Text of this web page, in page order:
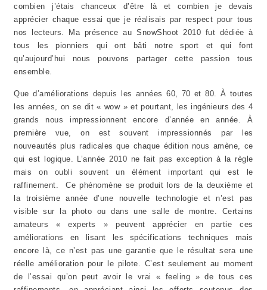
combien j’étais chanceux d’être là et combien je devais
apprécier chaque essai que je réalisais par respect pour tous
nos lecteurs. Ma présence au SnowShoot 2010 fut dédiée à
tous les pionniers qui ont bâti notre sport et qui font
qu’aujourd’hui nous pouvons partager cette passion tous
ensemble.
Que d’améliorations depuis les années 60, 70 et 80. À toutes
les années, on se dit « wow » et pourtant, les ingénieurs des 4
grands nous impressionnent encore d’année en année. À
première vue, on est souvent impressionnés par les
nouveautés plus radicales que chaque édition nous amène, ce
qui est logique. L’année 2010 ne fait pas exception à la règle
mais on oubli souvent un élément important qui est le
raffinement. Ce phénomène se produit lors de la deuxième et
la troisième année d’une nouvelle technologie et n’est pas
visible sur la photo ou dans une salle de montre. Certains
amateurs « experts » peuvent apprécier en partie ces
améliorations en lisant les spécifications techniques mais
encore là, ce n’est pas une garantie que le résultat sera une
réelle amélioration pour le pilote. C’est seulement au moment
de l’essai qu’on peut avoir le vrai « feeling » de tous ces